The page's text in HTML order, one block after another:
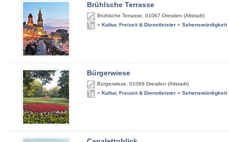
Brühlsche Terrasse
Brühlsche Terrasse 01067 Dresden (Altstadt)
» Kultur, Freizeit & Dienstleister » Sehenswürdigkeit
Bürgerwiese
Bürgerwiese 01069 Dresden (Altstadt)
» Kultur, Freizeit & Dienstleister » Sehenswürdigkeit